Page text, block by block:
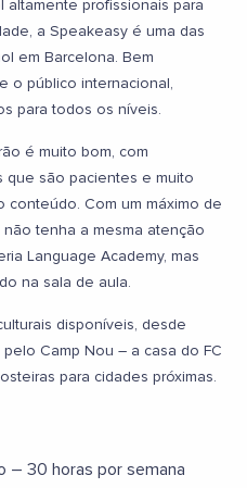
profissionais para
a Speakeasy é uma das
em Barcelona. Bem
o público internacional,
para todos os níveis.
é muito bom, com
são pacientes e muito
conteúdo. Com um máximo de
tenha a mesma atenção
Language Academy, mas
na sala de aula.
disponíveis, desde
Camp Nou – a casa do FC
para cidades próximas.
– 30 horas por semana